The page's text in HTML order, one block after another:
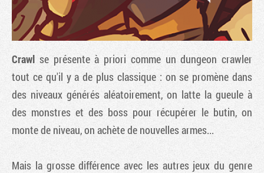
Crawl se présente à priori comme un dungeon crawler
tout ce qu'il y a de plus classique : on se promène dans
des niveaux générés aléatoirement, on latte la gueule à
des monstres et des boss pour récupérer le butin, on
monte de niveau, on achète de nouvelles armes...
Mais la grosse différence avec les autres jeux du genre